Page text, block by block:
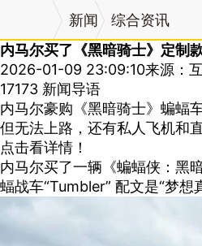
新闻 综合资讯
内马尔买了《黑暗骑士》定制
2026-01-09 23:09:10来源：
17173 新闻导语
内马尔豪购《黑暗骑士》蝙蝠
但无法上路，还有私人飞机和
点击看详情！
内马尔买了一辆《蝙蝠侠：黑
蝠战车“Tumbler” ​配文是“梦想